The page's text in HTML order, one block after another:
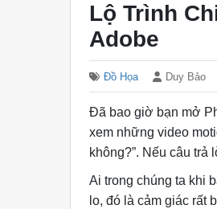
Lộ Trình
Adobe
Đồ Họa Duy Bảo
Đã bao giờ bạn mở
xem những video
không?”. Nếu câu trả
Ai trong chúng ta khi
lo, đó là cảm giác rất